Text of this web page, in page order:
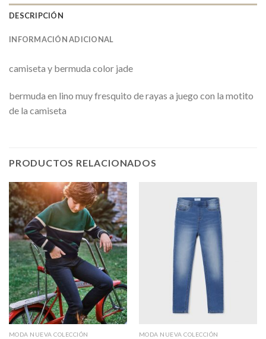
DESCRIPCIÓN
INFORMACIÓN ADICIONAL
camiseta y bermuda color jade
bermuda en lino muy fresquito de rayas a juego con la motito
de la camiseta
PRODUCTOS RELACIONADOS
MODA NUEVA COLECCIÓN MODA NUEVA COLECCIÓN